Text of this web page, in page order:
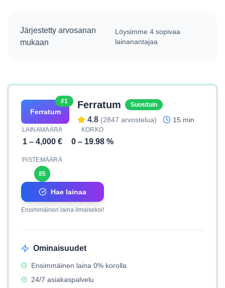
Järjestetty arvosanan
mukaan
Löysimme4 sopivaa
lainanantajaa
Ferratum
#1 Ferratum Suosituin
4.8 (2847 arvostelua) 15 min
LAINAMÄÄRÄ
1– 4,000€
KORKO
0 – 19.98 %
PISTEMÄÄRÄ
85
Hae lainaa
Ensimmäinen laina ilmaiseksi!
Ominaisuudet
Ensimmäinen laina 0% korolla
24/7 asiakaspalvelu